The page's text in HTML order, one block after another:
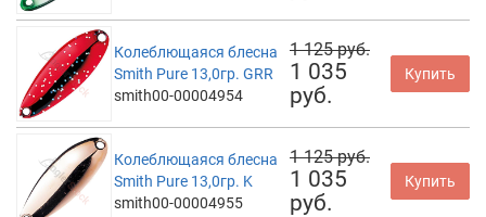
Колеблющаяся блесна
Smith Pure 13,0гр. GRR
smith00-00004954
1 125 руб.
1 035
руб.
Купить
Колеблющаяся блесна
Smith Pure 13,0гр. K
smith00-00004955
1 125 руб.
1 035
руб.
Купить